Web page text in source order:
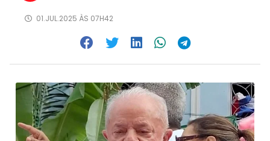
01.JUL.2025 ÀS 07H42